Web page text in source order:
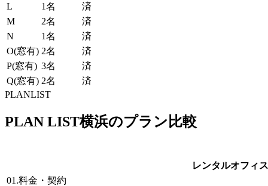
L
1名
済
M
2名
済
N
1名
済
O(窓有) 2名
済
P(窓有) 3名
済
Q(窓有) 2名
済
PLANLIST
PLAN LIST横浜のプラン比較
レンタルオフィス
01.料金・契約